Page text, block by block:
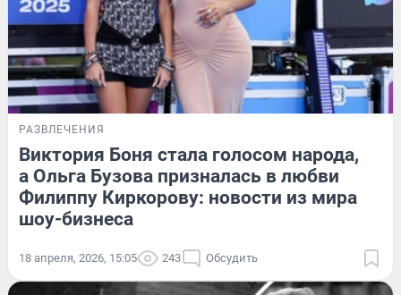
РАЗВЛЕЧЕНИЯ
Виктория Боня стала голосом народа,
а Ольга Бузова призналась в любви
Филиппу Киркорову: новости из мира
шоу-бизнеса
18 апреля, 2026, 15:05 243 Обсудить